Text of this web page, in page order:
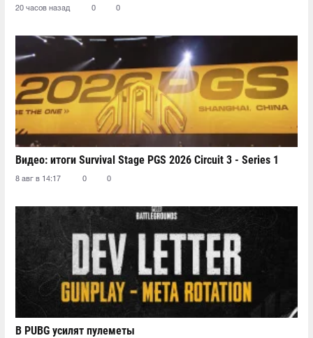
20 часов назад 0 0
Видео: итоги Survival Stage PGS 2026 Circuit 3 - Series 1
8 авг в 14:17 0 0
В PUBG усилят пулеметы